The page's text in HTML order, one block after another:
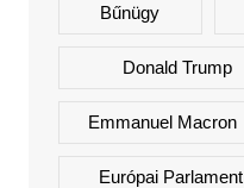
Bűnügy
Donald Trump
Emmanuel Macron
Európai Parlament